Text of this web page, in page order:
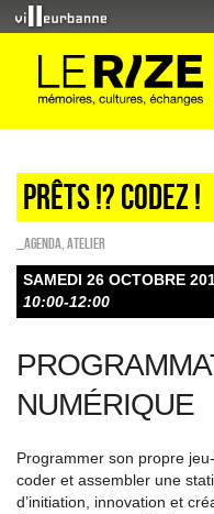
Prêts !? Codez !
_Agenda Atelier
SAMEDI 26 OCTOBRE
10:00-12:00
NUMÉRIQUE
Programmer son propre
coder et assembler une
d’initiation, innovation et